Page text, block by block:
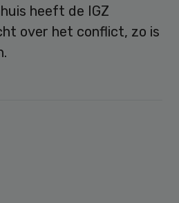
heeft de IGZ
over het conflict, zo is